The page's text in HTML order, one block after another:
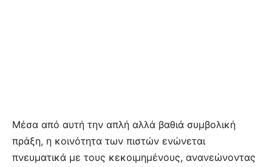
Μέσα από αυτή την απλή αλλά βαθιά συμβολική
πράξη, η κοινότητα των πιστών ενώνεται
πνευματικά με τους κεκοιμημένους, ανανεώνοντας